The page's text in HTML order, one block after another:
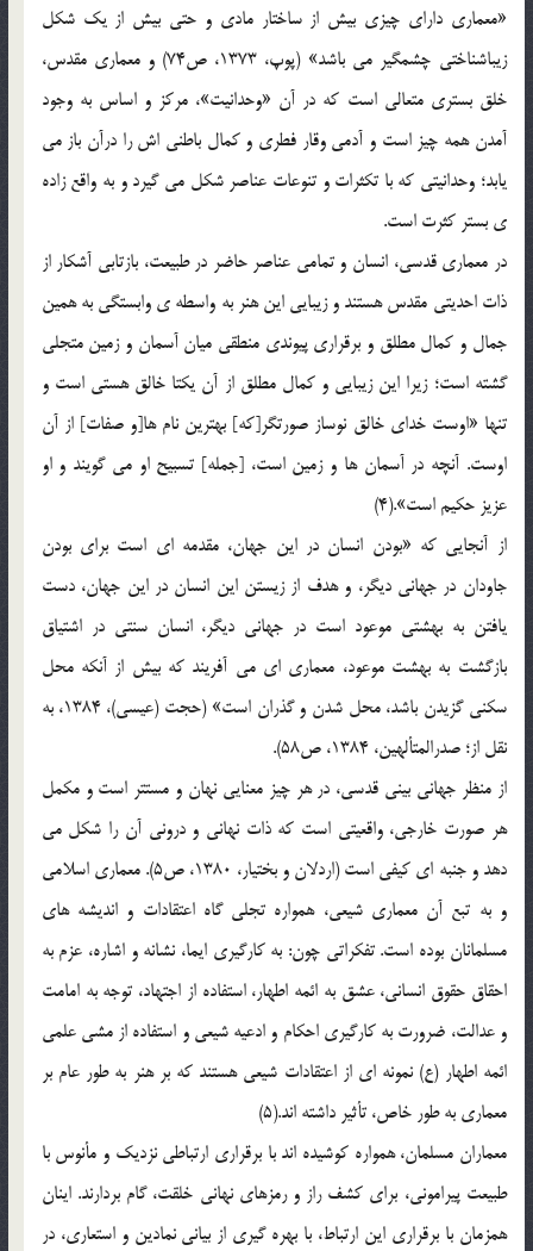
«معماری دارای چیزی بیش از ساختار مادی و حتی بیش از یک شکل
زیباشناختی چشمگیر می باشد» (پوپ، 1373، ص74) و معماری مقدس،
خلق بستری متعالی است که در آن «وحدانیت»، مرکز و اساس به وجود
آمدن همه چیز است و آدمی وقار فطری و کمال باطنی اش را درآن باز می
یابد؛ وحدانیتی که با تکثرات و تنوعات عناصر شکل می گیرد و به واقع زاده
ی بستر کثرت است.
در معماری قدسی، انسان و تمامی عناصر حاضر در طبیعت، بازتابی آشکار از
ذات احدیتی مقدس هستند و زیبایی این هنر به واسطه ی وابستگی به همین
جمال و کمال مطلق و برقراری پیوندی منطقی میان آسمان و زمین متجلی
گشته است؛ زیرا این زیبایی و کمال مطلق از آن یکتا خالق هستی است و
تنها «اوست خدای خالق نوساز صورتگر[که] بهترین نام ها[و صفات] از آن
اوست. آنچه در آسمان ها و زمین است، [جمله] تسبیح او می گویند و او
عزیز حکیم است».(4)
از آنجایی که «بودن انسان در این جهان، مقدمه ای است برای بودن
جاودان در جهانی دیگر، و هدف از زیستن این انسان در این جهان، دست
یافتن به بهشتی موعود است در جهانی دیگر، انسان سنتی در اشتیاق
بازگشت به بهشت موعود، معماری ای می آفریند که بیش از آنکه محل
سکنی گزیدن باشد، محل شدن و گذران است» (حجت (عیسی)، 1384، به
نقل از؛ صدرالمتألهین، 1384، ص58).
از منظر جهانی بینی قدسی، در هر چیز معنایی نهان و مستتر است و مکمل
هر صورت خارجی، واقعیتی است که ذات نهانی و درونی آن را شکل می
دهد و جنبه ای کیفی است (اردلان و بختیار، 1380، ص5). معماری اسلامی
و به تبع آن معماری شیعی، همواره تجلی گاه اعتقادات و اندیشه های
مسلمانان بوده است. تفکراتی چون: به کارگیری ایما، نشانه و اشاره، عزم به
احقاق حقوق انسانی، عشق به ائمه اطهار، استفاده از اجتهاد، توجه به امامت
و عدالت، ضرورت به کارگیری احکام و ادعیه شیعی و استفاده از مشی علمی
ائمه اطهار (ع) نمونه ای از اعتقادات شیعی هستند که بر هنر به طور عام بر
معماری به طور خاص، تأثیر داشته اند.(5)
معماران مسلمان، همواره کوشیده اند با برقراری ارتباطی نزدیک و مأنوس با
طبیعت پیرامونی، برای کشف راز و رمزهای نهانی خلقت، گام بردارند. اینان
همزمان با برقراری این ارتباط، با بهره گیری از بیانی نمادین و استعاری، در